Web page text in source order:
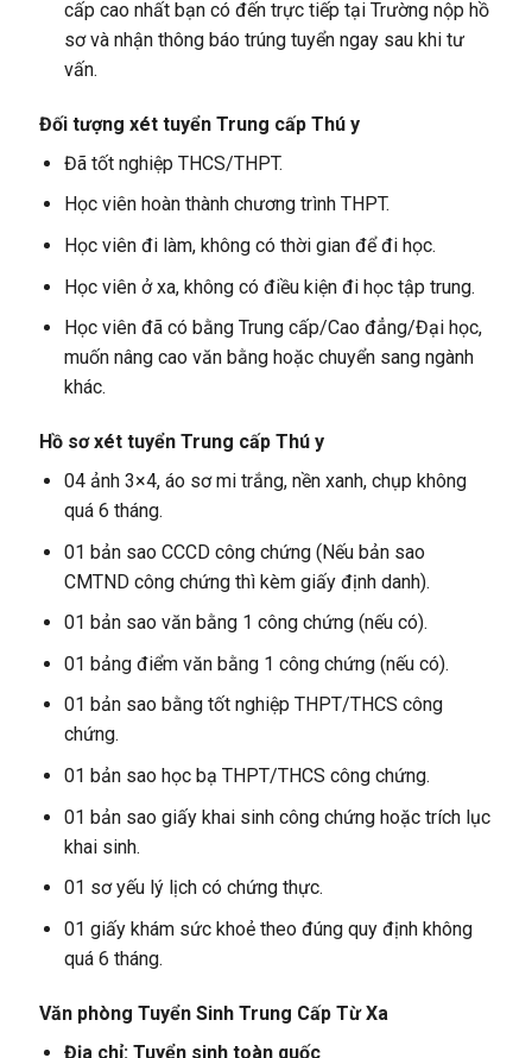
cấp cao nhất bạn có đến trực tiếp tại Trường nộp hồ
sơ và nhận thông báo trúng tuyển ngay sau khi tư
vấn.
Đối tượng xét tuyển Trung cấp Thú y
Đã tốt nghiệp THCS/THPT.
Học viên hoàn thành chương trình THPT.
Học viên đi làm, không có thời gian để đi học.
Học viên ở xa, không có điều kiện đi học tập trung.
Học viên đã có bằng Trung cấp/Cao đẳng/Đại học,
muốn nâng cao văn bằng hoặc chuyển sang ngành
khác.
Hồ sơ xét tuyển Trung cấp Thú y
04 ảnh 3×4, áo sơ mi trắng, nền xanh, chụp không
quá 6 tháng.
01 bản sao CCCD công chứng (Nếu bản sao
CMTND công chứng thì kèm giấy định danh).
01 bản sao văn bằng 1 công chứng (nếu có).
01 bảng điểm văn bằng 1 công chứng (nếu có).
01 bản sao bằng tốt nghiệp THPT/THCS công
chứng.
01 bản sao học bạ THPT/THCS công chứng.
01 bản sao giấy khai sinh công chứng hoặc trích lục
khai sinh.
01 sơ yếu lý lịch có chứng thực.
01 giấy khám sức khoẻ theo đúng quy định không
quá 6 tháng.
Văn phòng Tuyển Sinh Trung Cấp Từ Xa
Địa chỉ: Tuyển sinh toàn quốc